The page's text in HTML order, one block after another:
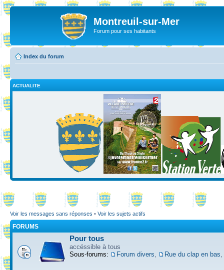
Montreuil-sur-Mer
Forum pour ses habitants
Index du forum
ACTUALITE
Voir les messages sans réponses • Voir les sujets actifs
FORUMS
Pour tous
accéssible à tous
Sous-forums:
Forum divers, Rue du clap en bas,